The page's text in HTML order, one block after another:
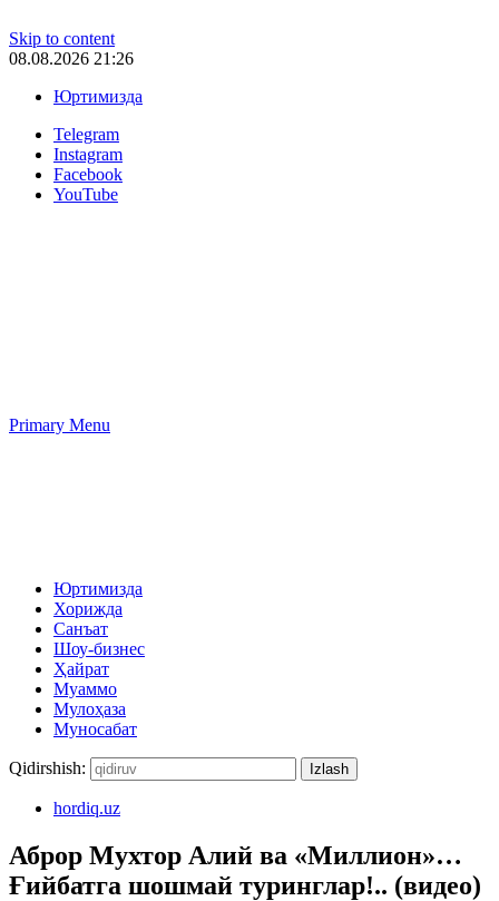
Skip to content
08.08.2026 21:26
Юртимизда
Telegram
Instagram
Facebook
YouTube
Primary Menu
Юртимизда
Хорижда
Санъат
Шоу-бизнес
Ҳайрат
Муаммо
Мулоҳаза
Муносабат
Qidirshish:
hordiq.uz
Аброр Мухтор Алий ва «Миллион»…
Ғийбатга шошмай туринглар!.. (видео)